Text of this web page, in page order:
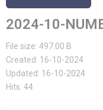
2024-10-
File size: 497.00 B
Created: 16-10-2024
Updated: 16-10-2024
Hits: 44